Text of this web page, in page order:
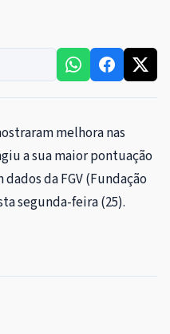
melhora nas
a sua maior pontuação
da FGV (Fundação
segunda-feira (25).